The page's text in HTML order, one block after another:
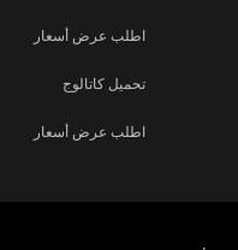
اطلب عرض أسعار
تحميل كاتالوج
اطلب عرض أسعار